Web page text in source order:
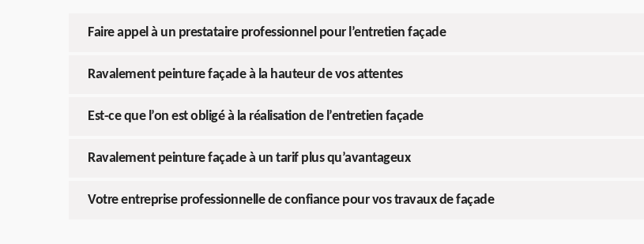
Faire appel à un prestataire professionnel pour l’entretien façade
Ravalement peinture façade à la hauteur de vos attentes
Est-ce que l’on est obligé à la réalisation de l’entretien façade
Ravalement peinture façade à un tarif plus qu’avantageux
Votre entreprise professionnelle de confiance pour vos travaux de façade